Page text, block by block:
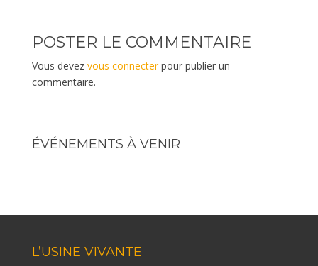
POSTER LE COMMENTAIRE
Vous devez vous connecterpour publier un
commentaire.
ÉVÉNEMENTS À VENIR
L’USINE VIVANTE